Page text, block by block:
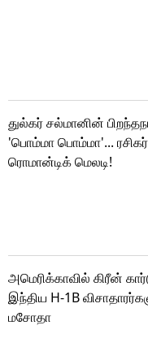
துல்கர் சல்மானின்
'பொம்மா பொம்மா'...
ரொமான்டிக் மெலடி!
அமெரிக்காவில் கிரீன்
இந்திய H-1B
மசோதா